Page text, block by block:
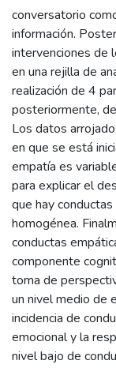
conversatorio
información.
intervenciones de
en una rejilla de
realización de 4
posteriormente,
Los datos
en que se está
empatía es
para explicar el
que hay
homogénea.
conductas
componente
toma de
un nivel medio de
incidencia de
emocional y la
nivel bajo de